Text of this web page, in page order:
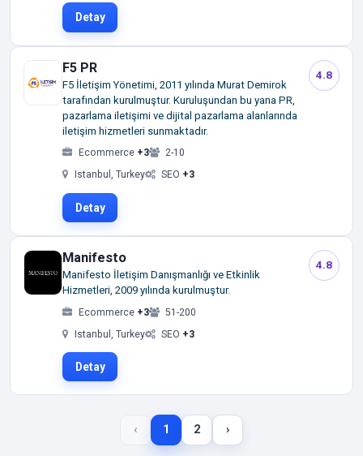
Detay
F5 PR
F5 İletişim Yönetimi, 2011 yılında Murat Demirok
tarafından kurulmuştur. Kuruluşundan bu yana PR,
pazarlama iletişimi ve dijital pazarlama alanlarında
iletişim hizmetleri sunmaktadır.
Ecommerce +3
2-10
Istanbul, Turkey
SEO +3
Detay
4.8
Manifesto
Manifesto İletişim Danışmanlığı ve Etkinlik
Hizmetleri, 2009 yılında kurulmuştur.
Ecommerce +3
51-200
Istanbul, Turkey
SEO +3
Detay
4.8
‹ 1 2 ›